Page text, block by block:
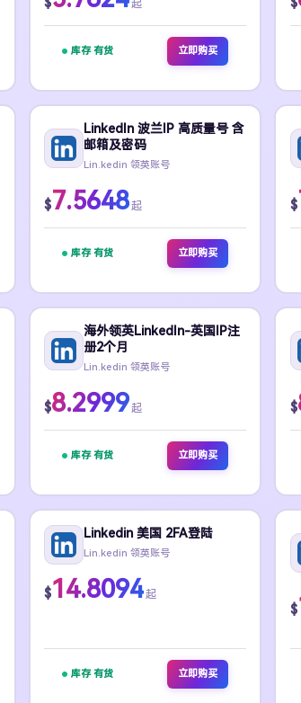
起
库存 有货 立即购买
LinkedIn 波兰IP 高质量号 含
邮箱及密码
Lin.kedin 领英账号
$7.5648起
库存 有货 立即购买
$
海外领英LinkedIn-英国IP注
册2个月
Lin.kedin 领英账号
$8.2999起
库存 有货 立即购买
$
Linkedin 美国 2FA登陆
Lin.kedin 领英账号
$14.8094起
库存 有货 立即购买
$